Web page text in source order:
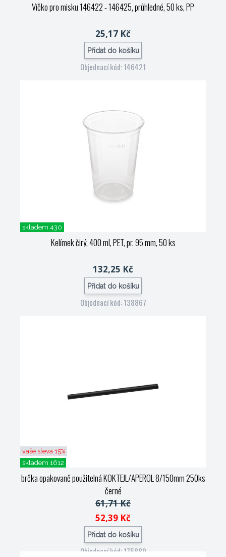
Víčko pro misku 146422 - 146425, průhledné, 50 ks, PP
25,17 Kč
Přidat do košíku
Objednací kód: 146421
skladem 430
Kelímek čirý, 400 ml, PET, pr. 95 mm, 50 ks
132,25 Kč
Přidat do košíku
Objednací kód: 138867
vaše sleva 15%
skladem 1612
brčka opakovaně použitelná KOKTEJL/APEROL 8/150mm 250ks
černé
61,71 Kč
52,39 Kč
Přidat do košíku
Objednací kód: 175889